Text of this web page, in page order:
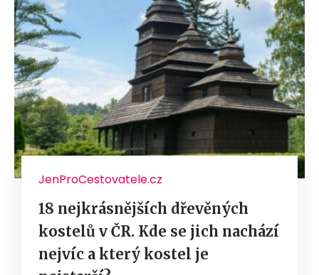
JenProCestovatele.cz
18 nejkrásnějších dřevěných
kostelů v ČR. Kde se jich nachází
nejvíc a který kostel je